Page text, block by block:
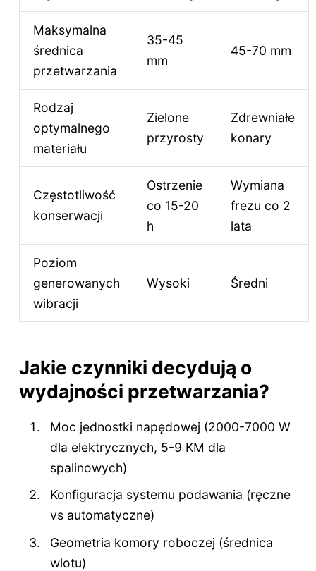
Maksymalna
średnica
przetwarzania
35-45
mm
45-70 mm
Rodzaj
optymalnego
materiału
Zielone
przyrosty
Zdrewniałe
konary
Częstotliwość
konserwacji
Ostrzenie
co 15-20
h
Wymiana
frezu co 2
lata
Poziom
generowanych
wibracji
Wysoki Średni
Jakie czynniki decydują o
wydajności przetwarzania?
Moc jednostki napędowej (2000-7000 W
dla elektrycznych, 5-9 KM dla
spalinowych)
Konfiguracja systemu podawania (ręczne
vs automatyczne)
Geometria komory roboczej (średnica
wlotu)